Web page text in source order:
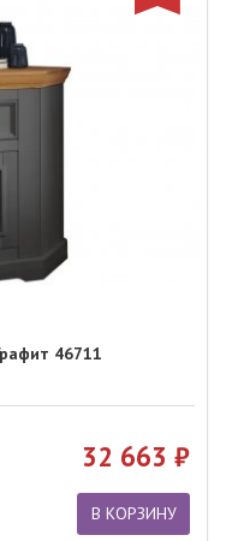
46711
32 663
В КОРЗИНУ